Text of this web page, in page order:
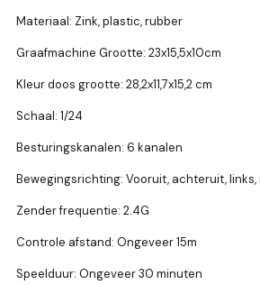
Materiaal: Zink, plastic, rubber
Graafmachine Grootte: 23x15,5x10cm
Kleur doos grootte: 28,2x11,7x15,2 cm
Schaal: 1/24
Besturingskanalen: 6 kanalen
Bewegingsrichting: Vooruit, achteruit,
Zender frequentie: 2.4G
Controle afstand: Ongeveer 15m
Speelduur: Ongeveer 30 minuten